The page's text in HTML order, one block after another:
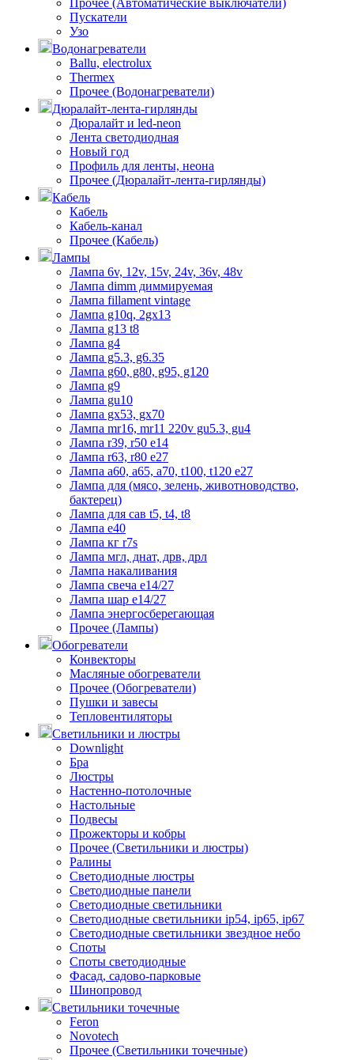
Прочее (Автоматические выключатели)
Пускатели
Узо
Водонагреватели
Ballu, electrolux
Thermex
Прочее (Водонагреватели)
Дюралайт-лента-гирлянды
Дюралайт и led-neon
Лента светодиодная
Новый год
Профиль для ленты, неона
Прочее (Дюралайт-лента-гирлянды)
Кабель
Кабель
Кабель-канал
Прочее (Кабель)
Лампы
Лампа 6v, 12v, 15v, 24v, 36v, 48v
Лампа dimm диммируемая
Лампа fillament vintage
Лампа g10q, 2gx13
Лампа g13 t8
Лампа g4
Лампа g5.3, g6.35
Лампа g60, g80, g95, g120
Лампа g9
Лампа gu10
Лампа gx53, gx70
Лампа mr16, mr11 220v gu5.3, gu4
Лампа r39, r50 е14
Лампа r63, r80 е27
Лампа а60, а65, а70, t100, t120 е27
Лампа для (мясо, зелень, животноводство,
бактерец)
Лампа для сав t5, t4, t8
Лампа е40
Лампа кг r7s
Лампа мгл, днат, дрв, дрл
Лампа накаливания
Лампа свеча е14/27
Лампа шар е14/27
Лампа энергосберегающая
Прочее (Лампы)
Обогреватели
Конвекторы
Масляные обогреватели
Прочее (Обогреватели)
Пушки и завесы
Тепловентиляторы
Светильники и люстры
Downlight
Бра
Люстры
Настенно-потолочные
Настольные
Подвесы
Прожекторы и кобры
Прочее (Светильники и люстры)
Ралины
Светодиодные люстры
Светодиодные панели
Светодиодные светильники
Светодиодные светильники ip54, ip65, ip67
Светодиодные светильники звездное небо
Споты
Споты светодиодные
Фасад, садово-парковые
Шинопровод
Светильники точечные
Feron
Novotech
Прочее (Светильники точечные)